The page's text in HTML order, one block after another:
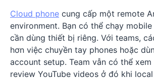
Cloud phone cung cấp một remote
environment. Bạn có thể chạy
cần dùng thiết bị riêng. Với teams,
hơn việc chuyền tay phones hoặc
account setup. Team vẫn có thể xem
review YouTube videos ở đó khi